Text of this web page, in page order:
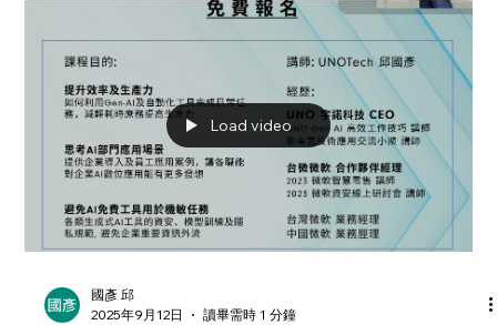
Load video
國彥 邱
2025年9月12日
讀畢需時 1 分鐘